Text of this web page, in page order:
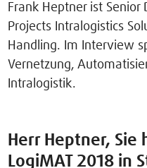
Frank Heptner ist Senior
Projects Intralogistics
Handling. Im Interview
Vernetzung,
Intralogistik.
Herr Heptner, Sie
LogiMAT 2018 in